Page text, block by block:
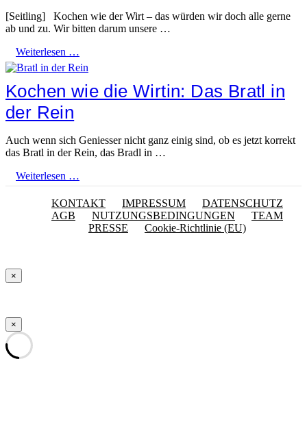
[Seitling] Kochen wie der Wirt – das würden wir doch alle gerne
ab und zu. Wir bitten darum unsere …
Weiterlesen …
Kochen wie die Wirtin: Das Bratl in
der Rein
Auch wenn sich Geniesser nicht ganz einig sind, ob es jetzt korrekt
das Bratl in der Rein, das Bradl in …
Weiterlesen …
KONTAKT IMPRESSUM
DATENSCHUTZ
AGB
NUTZUNGSBEDINGUNGEN
TEAM
PRESSE
Cookie-Richtlinie (EU)
×
×